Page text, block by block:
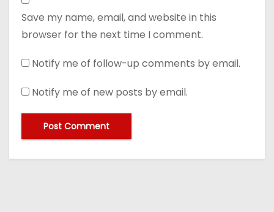
Save my name, email, and website in this
browser for the next time I comment.
Notify me of follow-up comments by email.
Notify me of new posts by email.